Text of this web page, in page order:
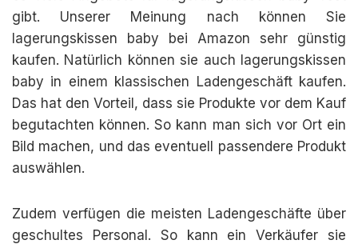
gibt. Unserer Meinung nach können Sie
lagerungskissen baby bei Amazon sehr günstig
kaufen. Natürlich können sie auch lagerungskissen
baby in einem klassischen Ladengeschäft kaufen.
Das hat den Vorteil, dass sie Produkte vor dem Kauf
begutachten können. So kann man sich vor Ort ein
Bild machen, und das eventuell passendere Produkt
auswählen.
Zudem verfügen die meisten Ladengeschäfte über
geschultes Personal. So kann ein Verkäufer sie